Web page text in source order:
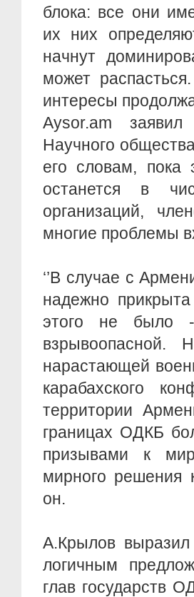
блока: все они
их них
начнут
может
интересы
Aysor.am заявил
Научного
его словам, пока
останется в
организаций,
многие проблемы
‘’В случае с
надежно
этого не было
нарастающей
карабахского
территории
границах ОДКБ
призывами к
мирного решения
он.
А.Крылов
логичным
глав государств